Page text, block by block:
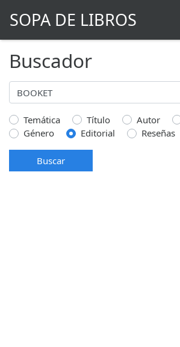
SOPA DE LIBROS
Buscador
Temática Título Autor
Género
Editorial Reseñas
Buscar